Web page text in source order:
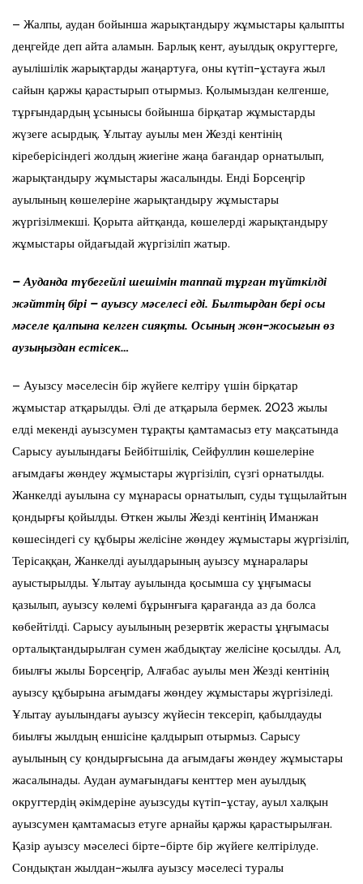
– Жалпы, аудан бойынша жарықтандыру жұмыстары қалыпты
деңгейде деп айта аламын. Барлық кент, ауылдық округтерге,
ауылішілік жарықтарды жаңартуға, оны күтіп-ұстауға жыл
сайын қаржы қарастырып отырмыз. Қолымыздан келгенше,
тұрғындардың ұсынысы бойынша бірқатар жұмыстарды
жүзеге асырдық. Ұлытау ауылы мен Жезді кентінің
кіреберісіндегі жолдың жиегіне жаңа бағандар орнатылып,
жарықтандыру жұмыстары жасалынды. Енді Борсеңгір
ауылының көшелеріне жарықтандыру жұмыстары
жүргізілмекші. Қорыта айтқанда, көшелерді жарықтандыру
жұмыстары ойдағыдай жүргізіліп жатыр.
– Ауданда түбегейлі шешімін таппай тұрған түйткілді
жәйттің бірі – ауызсу мәселесі еді. Былтырдан бері осы
мәселе қалпына келген сияқты. Осының жөн-жосығын өз
аузыңыздан естісек…
– Ауызсу мәселесін бір жүйеге келтіру үшін бірқатар
жұмыстар атқарылды. Әлі де атқарыла бермек. 2023 жылы
елді мекенді ауызсумен тұрақты қамтамасыз ету мақсатында
Сарысу ауылындағы Бейбітшілік, Сейфуллин көшелеріне
ағымдағы жөндеу жұмыстары жүргізіліп, сүзгі орнатылды.
Жанкелді ауылына су мұнарасы орнатылып, суды тұщылайтын
қондырғы қойылды. Өткен жылы Жезді кентінің Иманжан
көшесіндегі су құбыры желісіне жөндеу жұмыстары жүргізіліп,
Терісаққан, Жанкелді ауылдарының ауызсу мұнаралары
ауыстырылды. Ұлытау ауылында қосымша су ұңғымасы
қазылып, ауызсу көлемі бұрынғыға қарағанда аз да болса
көбейтілді. Сарысу ауылының резервтік жерасты ұңғымасы
орталықтандырылған сумен жабдықтау желісіне қосылды. Ал,
биылғы жылы Борсеңгір, Алғабас ауылы мен Жезді кентінің
ауызсу құбырына ағымдағы жөндеу жұмыстары жүргізіледі.
Ұлытау ауылындағы ауызсу жүйесін тексеріп, қабылдауды
биылғы жылдың еншісіне қалдырып отырмыз. Сарысу
ауылының су қондырғысына да ағымдағы жөндеу жұмыстары
жасалынады. Аудан аумағындағы кенттер мен ауылдық
округтердің әкімдеріне ауызсуды күтіп-ұстау, ауыл халқын
ауызсумен қамтамасыз етуге арнайы қаржы қарастырылған.
Қазір ауызсу мәселесі бірте-бірте бір жүйеге келтірілуде.
Сондықтан жылдан-жылға ауызсу мәселесі туралы